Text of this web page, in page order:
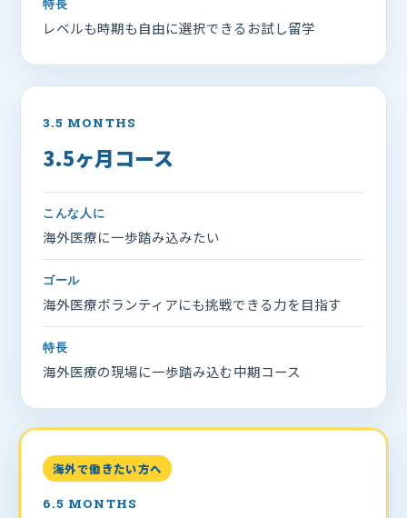
特長
レベルも時期も自由に選択できるお試し留学
3.5 MONTHS
3.5ヶ月コース
こんな人に
海外医療に一歩踏み込みたい
ゴール
海外医療ボランティアにも挑戦できる力を目指す
特長
海外医療の現場に一歩踏み込む中期コース
海外で働きたい方へ
6.5 MONTHS